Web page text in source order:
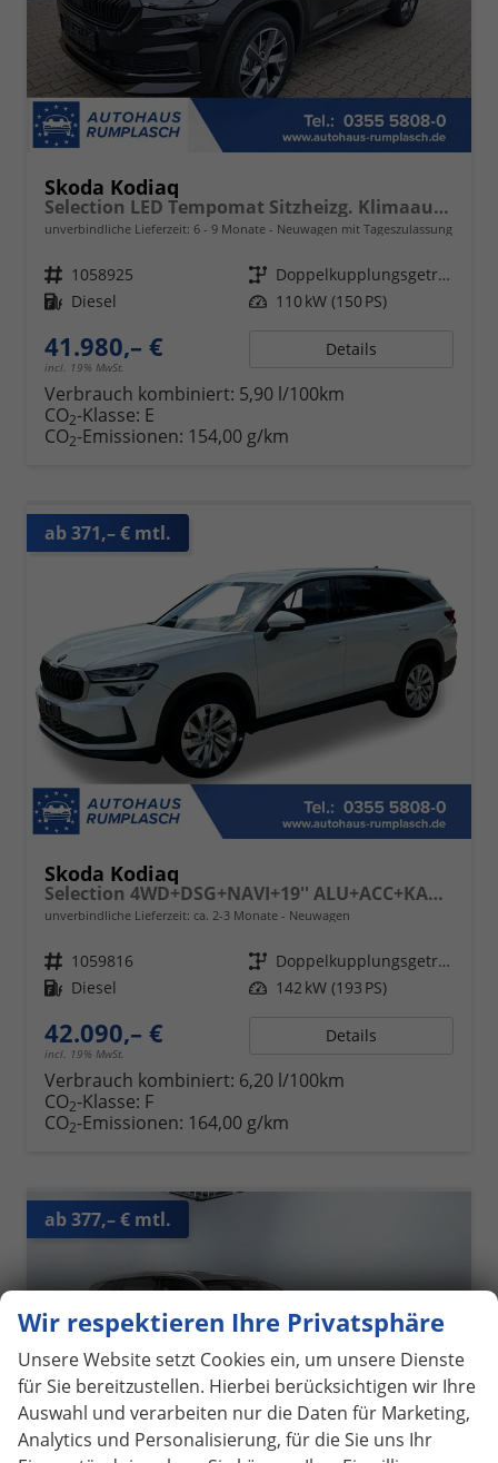
Skoda Kodiaq
Selection LED Tempomat Sitzheizg. Klimaauto 17"
unverbindliche Lieferzeit: 6 - 9 Monate Neuwagen mit Tageszulassung
Fahrzeugnr. 1058925 Getriebe
Doppelkupplungsgetriebe (DSG)
Kraftstoff Diesel Leistung 110 kW (150 PS)
41.980,– €
incl. 19% MwSt.
Details
Verbrauch kombiniert: 5,90 l/100km
CO2-Klasse: E
CO2-Emissionen: 154,00 g/km
ab 371,– € mtl.
Skoda Kodiaq
Selection 4WD+DSG+NAVI+19'' ALU+ACC+KAMERA
unverbindliche Lieferzeit: ca. 2-3 Monate Neuwagen
Fahrzeugnr. 1059816 Getriebe
Doppelkupplungsgetriebe (DSG)
Kraftstoff Diesel Leistung 142 kW (193 PS)
42.090,– €
incl. 19% MwSt.
Details
Verbrauch kombiniert: 6,20 l/100km
CO2-Klasse: F
CO2-Emissionen: 164,00 g/km
ab 377,– € mtl.
Wir respektieren Ihre Privatsphäre
Unsere Website setzt Cookies ein, um unsere Dienste
für Sie bereitzustellen. Hierbei berücksichtigen wir Ihre
Auswahl und verarbeiten nur die Daten für Marketing,
Analytics und Personalisierung, für die Sie uns Ihr